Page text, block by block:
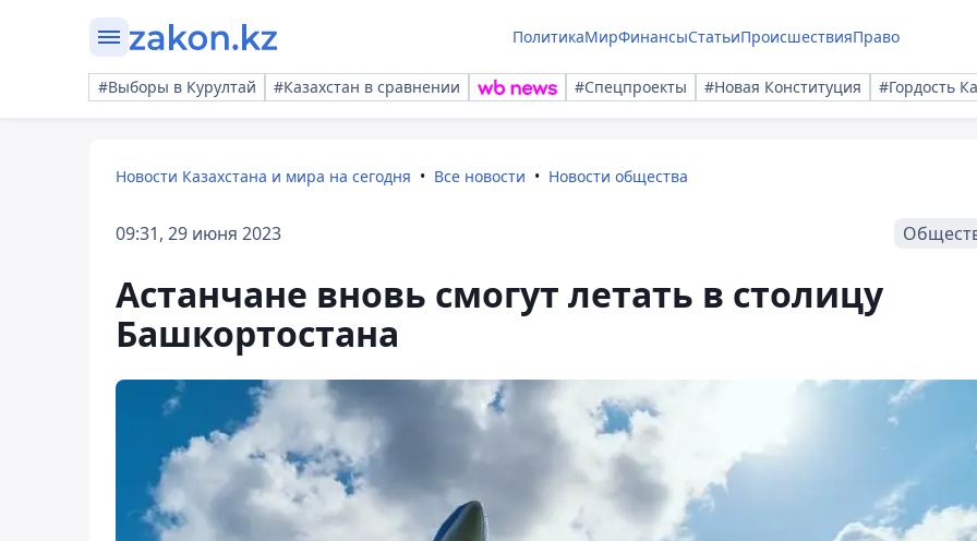
ПолитикаМирФинансыСтатьиПроисшествияПраво
#Выборы в Курултай #Казахстан в сравнении #Спецпроекты #Новая Конституция #Гордость
Новости Казахстана и мира на сегодня Все новости Новости общества
09:31, 29 июня 2023
Астанчане вновь смогут летать в столицу
Башкортостана